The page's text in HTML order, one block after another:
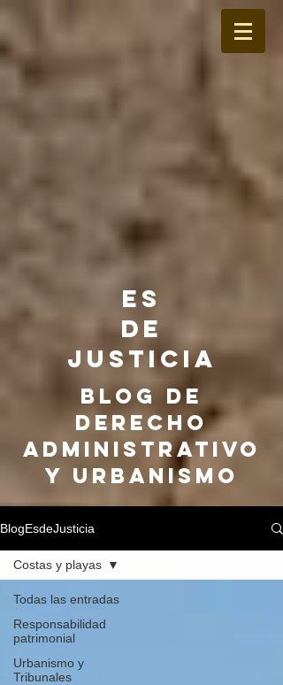
ES
DE
JUSTICIA
BLOG DE
DERECHO
ADMINISTRATIVO
Y URBANISMO
BlogEsdeJusticia
Todas las entradas
Responsabilidad
patrimonial
Urbanismo y
Tribunales
Costas y playas